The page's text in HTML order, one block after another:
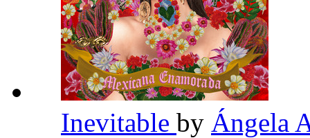
Inevitable by Ángela